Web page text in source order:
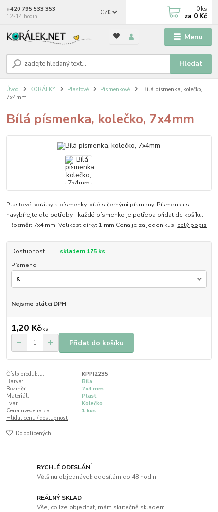
Menu
CZK
Hledat
+420 795 533 353
12-14 hodin
0 ks
za 0 Kč
Úvod KORÁLKY Plastové Písmenkové
Bílá písmenka, kolečko,
7x4mm
Bílá písmenka, kolečko, 7x4mm
Plastové korálky s písmenky, bílé s černými písmeny. Písmenka si
navybírejte dle potřeby - každé písmenko je potřeba přidat do košíku.
Rozměr: 7x4 mm Velikost dírky: 1 mm Cena je za jeden kus. celý popis
Dostupnost
skladem 175 ks
Písmeno
Nejsme plátci DPH
1,20 Kč/ks
Přidat do košíku
Číslo produktu:
KPPI2235
Barva:
Bílá
Rozměr:
7x4 mm
Materiál:
Plast
Tvar:
Kolečko
Cena uvedena za:
1 kus
Hlídat cenu / dostupnost
Do oblíbených
RYCHLÉ ODESLÁNÍ
Většinu objednávek odesílám do 48 hodin
REÁLNÝ SKLAD
Vše, co lze objednat, mám skutečně skladem